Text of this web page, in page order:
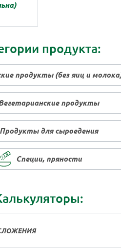
продукта:
продукты (без яиц и
продукты
Продукты для сыроедения
Специи, пряности